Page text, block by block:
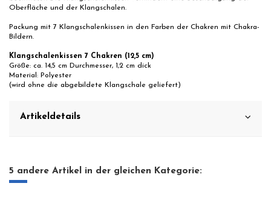
Oberfläche und der Klangschalen.
Packung mit 7 Klangschalenkissen in den Farben der Chakren mit Chakra-
Bildern.
Klangschalenkissen 7 Chakren (12,5 cm)
Größe: ca. 14,5 cm Durchmesser, 1,2 cm dick
Material: Polyester
(wird ohne die abgebildete Klangschale geliefert)
Artikeldetails
5 andere Artikel in der gleichen Kategorie: